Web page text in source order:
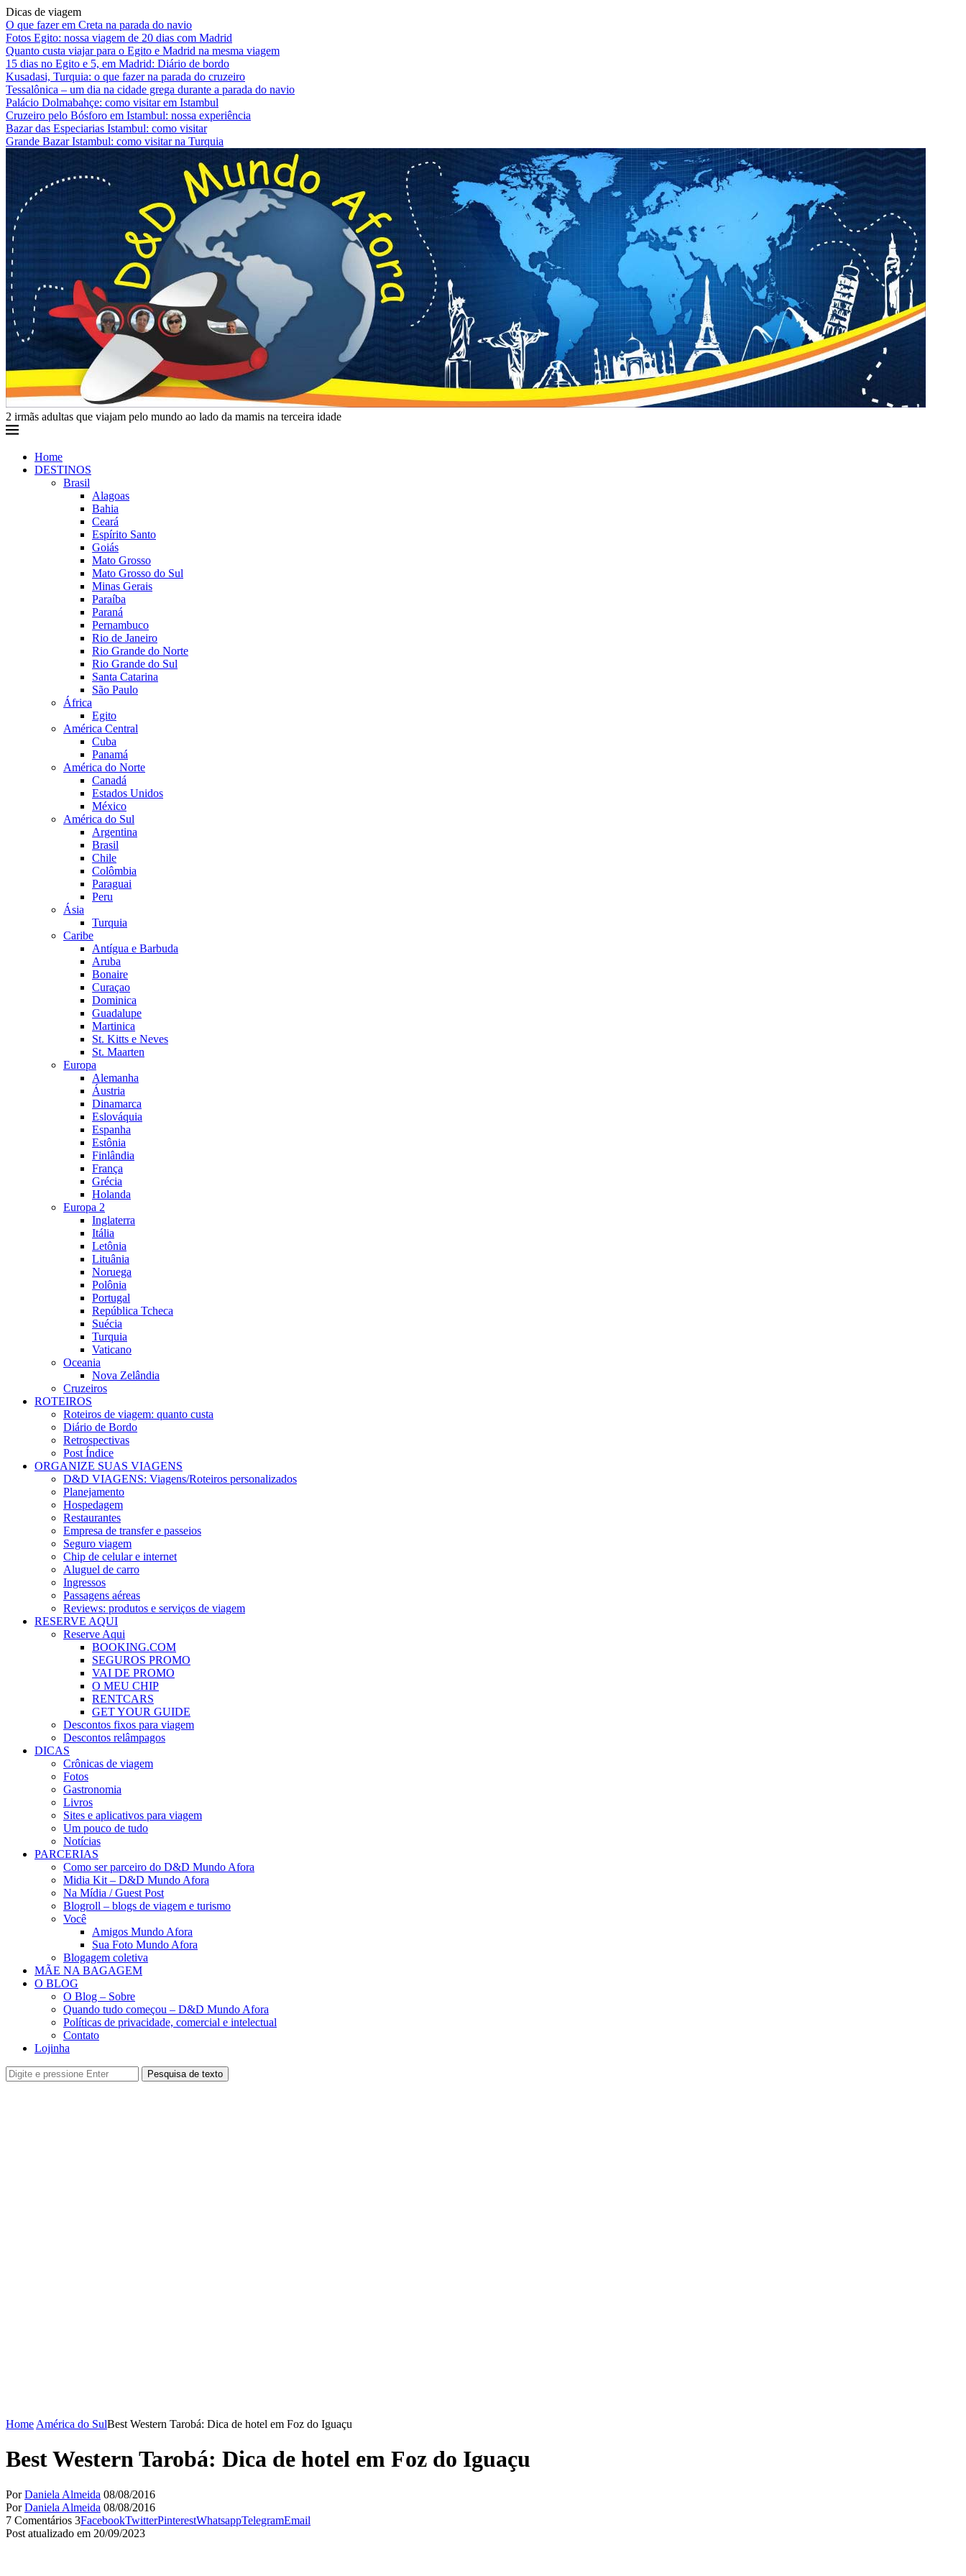
Dicas de viagem
O que fazer em Creta na parada do navio
Fotos Egito: nossa viagem de 20 dias com Madrid
Quanto custa viajar para o Egito e Madrid na mesma viagem
15 dias no Egito e 5, em Madrid: Diário de bordo
Kusadasi, Turquia: o que fazer na parada do cruzeiro
Tessalônica – um dia na cidade grega durante a parada do navio
Palácio Dolmabahçe: como visitar em Istambul
Cruzeiro pelo Bósforo em Istambul: nossa experiência
Bazar das Especiarias Istambul: como visitar
Grande Bazar Istambul: como visitar na Turquia
2 irmãs adultas que viajam pelo mundo ao lado da mamis na terceira idade
Home
DESTINOS
Brasil
Alagoas
Bahia
Ceará
Espírito Santo
Goiás
Mato Grosso
Mato Grosso do Sul
Minas Gerais
Paraíba
Paraná
Pernambuco
Rio de Janeiro
Rio Grande do Norte
Rio Grande do Sul
Santa Catarina
São Paulo
África
Egito
América Central
Cuba
Panamá
América do Norte
Canadá
Estados Unidos
México
América do Sul
Argentina
Brasil
Chile
Colômbia
Paraguai
Peru
Ásia
Turquia
Caribe
Antígua e Barbuda
Aruba
Bonaire
Curaçao
Dominica
Guadalupe
Martinica
St. Kitts e Neves
St. Maarten
Europa
Alemanha
Áustria
Dinamarca
Eslováquia
Espanha
Estônia
Finlândia
França
Grécia
Holanda
Europa 2
Inglaterra
Itália
Letônia
Lituânia
Noruega
Polônia
Portugal
República Tcheca
Suécia
Turquia
Vaticano
Oceania
Nova Zelândia
Cruzeiros
ROTEIROS
Roteiros de viagem: quanto custa
Diário de Bordo
Retrospectivas
Post Índice
ORGANIZE SUAS VIAGENS
D&D VIAGENS: Viagens/Roteiros personalizados
Planejamento
Hospedagem
Restaurantes
Empresa de transfer e passeios
Seguro viagem
Chip de celular e internet
Aluguel de carro
Ingressos
Passagens aéreas
Reviews: produtos e serviços de viagem
RESERVE AQUI
Reserve Aqui
BOOKING.COM
SEGUROS PROMO
VAI DE PROMO
O MEU CHIP
RENTCARS
GET YOUR GUIDE
Descontos fixos para viagem
Descontos relâmpagos
DICAS
Crônicas de viagem
Fotos
Gastronomia
Livros
Sites e aplicativos para viagem
Um pouco de tudo
Notícias
PARCERIAS
Como ser parceiro do D&D Mundo Afora
Midia Kit – D&D Mundo Afora
Na Mídia / Guest Post
Blogroll – blogs de viagem e turismo
Você
Amigos Mundo Afora
Sua Foto Mundo Afora
Blogagem coletiva
MÃE NA BAGAGEM
O BLOG
O Blog – Sobre
Quando tudo começou – D&D Mundo Afora
Políticas de privacidade, comercial e intelectual
Contato
Lojinha
Pesquisa de texto
Home América do SulBest Western Tarobá: Dica de hotel em Foz do Iguaçu
Best Western Tarobá: Dica de hotel em Foz do Iguaçu
PorDaniela Almeida 08/08/2016
PorDaniela Almeida 08/08/2016
7 Comentários 3FacebookTwitterPinterestWhatsappTelegramEmail
Post atualizado em 20/09/2023